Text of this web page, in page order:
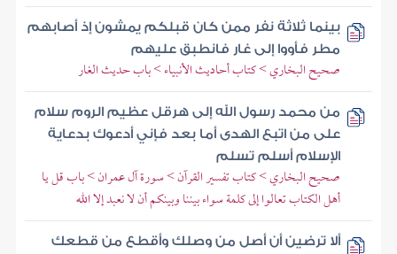
بينما ثلاثة نفر ممن كان قبلكم يمشون إذ أصابهم
مطر فأووا إلى غار فانطبق عليهم
صحيح البخاري > كتاب أحاديث الأنبياء > باب حديث الغار
من محمد رسول الله إلى هرقل عظيم الروم سلام
على من اتبع الهدى أما بعد فإني أدعوك بدعاية
الإسلام أسلم تسلم
صحيح البخاري > كتاب تفسير القرآن > سورة آل عمران > باب قل يا
أهل الكتاب تعالوا إلى كلمة سواء بيننا وبينكم أن لا نعبد إلا الله
ألا ترضين أن أصل من وصلك وأقطع من قطعك